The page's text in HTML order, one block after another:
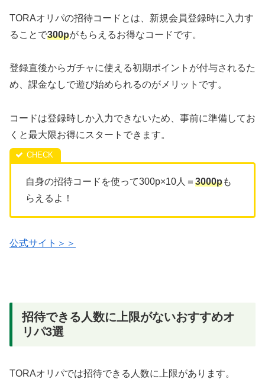
TORAオリパの招待コードとは、新規会員登録時に入力す
ることで300pがもらえるお得なコードです。
登録直後からガチャに使える初期ポイントが付与されるた
め、課金なしで遊び始められるのがメリットです。
コードは登録時しか入力できないため、事前に準備してお
くと最大限お得にスタートできます。
自身の招待コードを使って300p×10人＝ 3000pも
らえるよ！
公式サイト＞＞
招待できる人数に上限がないおすすめオ
リパ3選
TORAオリパでは招待できる人数に上限があります。